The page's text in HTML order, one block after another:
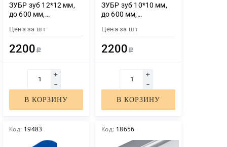
ЗУБР зуб 12*12 мм,
до 600 мм,
Раздвижная
ПРОФЕССИОНАЛ
Цена за шт
2200 Р
В КОРЗИНУ
ЗУБР зуб 10*10 мм,
до 600 мм,
Раздвижная
ПРОФЕССИОНАЛ
Цена за шт
2200 Р
В КОРЗИНУ
Код: 19483 Код: 18656